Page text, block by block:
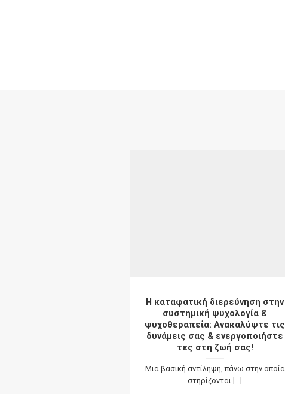
Η καταφατική διερεύνηση στην
συστημική ψυχολογία &
ψυχοθεραπεία: Ανακαλύψτε τις
δυνάμεις σας & ενεργοποιήστε
τες στη ζωή σας!
Μια βασική αντίληψη, πάνω στην οποία
στηρίζονται [...]